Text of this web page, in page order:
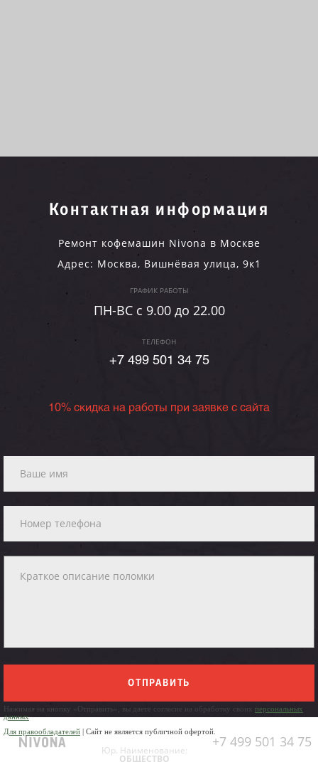
Контактная информация
Ремонт кофемашин Nivona в Москве
Адрес: Москва, Вишнёвая улица, 9к1
ГРАФИК РАБОТЫ
ПН-ВC c 9.00 до 22.00
ТЕЛЕФОН
+7 499 501 34 75
10% скидка на работы при заявке с сайта
ОТПРАВИТЬ
Нажимая на кнопку «Отправить», вы даете согласие на обработку своих персональных
данных
Для правообладателей | Сайт не является публичной офертой.
+7 499 501 34 75
Юр. Наименование:
ОБЩЕСТВО